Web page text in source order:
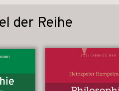
der Reihe